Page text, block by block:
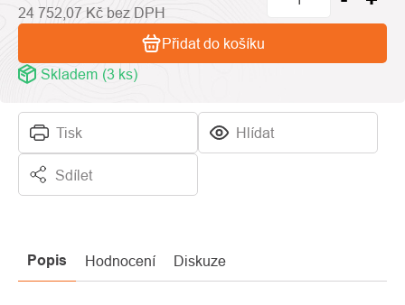
Tisk Hlídat
Sdílet
24 752,07 Kč bez DPH
Skladem (3 ks)
Přidat do košíku
Popis Hodnocení Diskuze